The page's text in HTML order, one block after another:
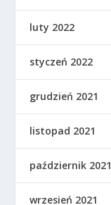
luty 2022
styczeń 2022
grudzień 2021
listopad 2021
październik 2021
wrzesień 2021